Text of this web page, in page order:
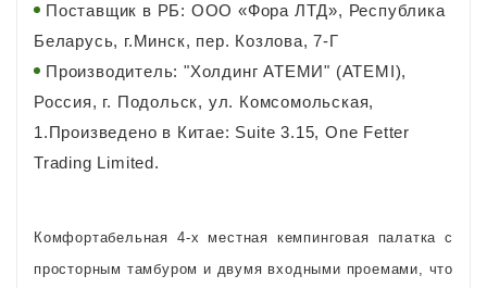
Поставщик в РБ: ООО «Фора ЛТД», Республика
Беларусь, г.Минск, пер. Козлова, 7-Г
Производитель: "Холдинг АТЕМИ" (ATEMI),
Россия, г. Подольск, ул. Комсомольская,
1.Произведено в Китае: Suite 3.15, One Fetter
Trading Limited.
Комфортабельная 4-х местная кемпинговая палатка с
просторным тамбуром и двумя входными проемами, что